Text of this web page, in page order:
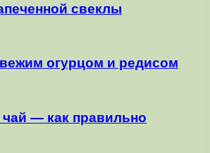
свеклы
огурцом и редисом
чай — как правильно